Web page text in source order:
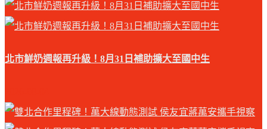
北市鮮奶週報再升級！8月31日補助擴大至國中生